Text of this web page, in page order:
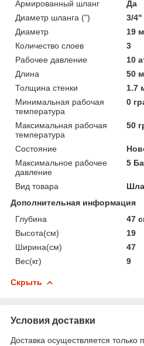
Армированный шланг
Да
Диаметр шланга (")
3/4"
Диаметр
19
Количество слоев
3
Рабочее давление
10
Длина
50 м
Толщина стенки
1.7
Минимальная рабочая
температура
0
Максимальная рабочая
температура
50
Состояние
Максимальное рабочее
давление
5
Вид товара
Дополнительная информация
Глубина
47
Высота(см)
19
Ширина(см)
47
Вес(кг)
9
Скрыть
Условия доставки
Доставка осуществляется только